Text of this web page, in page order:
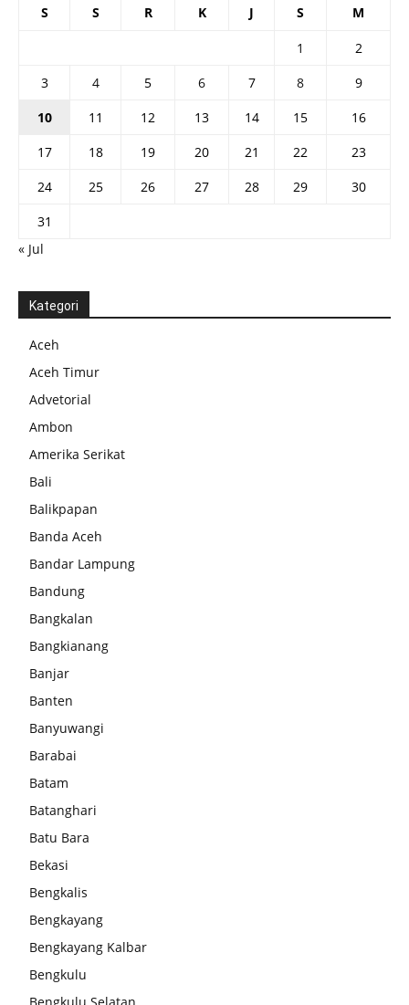
S S R K J S M
1
2
3
4 5 6 7 8
9
10
11 12 13 14 15
16
17
18 19 20 21 22
23
24
25 26 27 28 29
30
31
« Jul
Kategori
Aceh
Aceh Timur
Advetorial
Ambon
Amerika Serikat
Bali
Balikpapan
Banda Aceh
Bandar Lampung
Bandung
Bangkalan
Bangkianang
Banjar
Banten
Banyuwangi
Barabai
Batam
Batanghari
Batu Bara
Bekasi
Bengkalis
Bengkayang
Bengkayang Kalbar
Bengkulu